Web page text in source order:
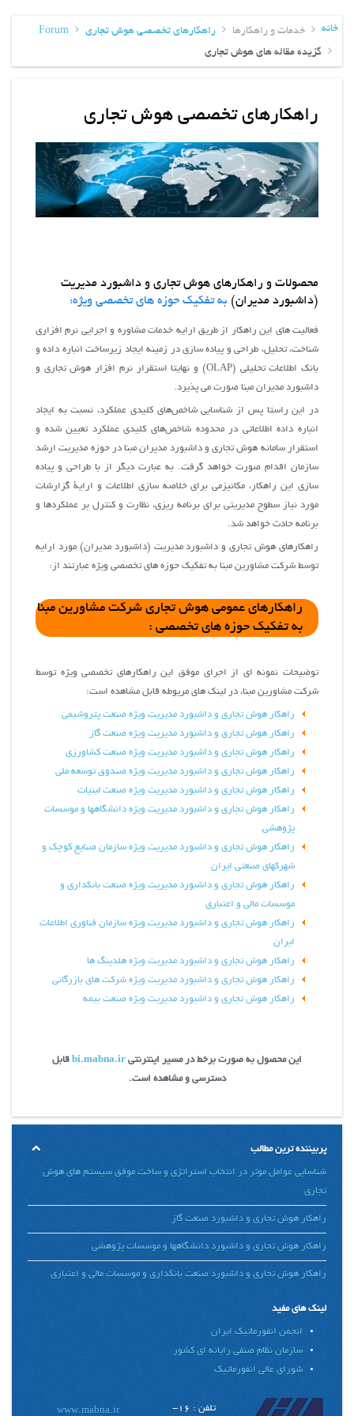
خانه خدمات و راهکارها راهکارهای تخصصی هوش تجاری
Forum
گزیده مقاله های هوش تجاری
راهکارهای تخصصی هوش تجاری
محصولات و راهکارهای هوش تجاری و داشبورد مدیریت
(داشبورد مدیران) به تفکیک حوزه های تخصصی ویژه:
فعالیت های این راهکار از طریق ارایه خدمات مشاوره و اجرایی نرم افزاری
شناخت، تحلیل، طراحی و پیاده سازی در زمینه ایجاد زیرساخت انباره داده و
بانک اطلاعات تحلیلی (OLAP) و نهایتا استقرار نرم افزار هوش تجاری و
داشبورد مدیران مبنا صورت می پذیرد.
در این راستا پس از شناسايي شاخص‌هاي كليدي عملكرد، نسبت به ايجاد
انباره داده اطلاعاتي در محدوده شاخص‌هاي كليدي عملكرد تعيين شده و
استقرار سامانه هوش تجاري و داشبورد مديران مبنا در حوزه مديريت ارشد
سازمان اقدام صورت خواهد گرفت. به عبارت دیگر از با طراحي و پیاده
سازی این راهکار، مكانيزمي براي خلاصه سازي اطلاعات و اراية گزارشات
مورد نياز سطوح مديريتي براي برنامه ريزي، نظارت و كنترل بر عملكردها و
برنامه حادث خواهد شد.
راهکارهای هوش تجاری و داشبورد مدیریت (داشبورد مدیران) مورد ارایه
توسط شرکت مشاورین مبنا به تفکیک حوزه های تخصصی ویژه عبارتند از:
راهکارهای عمومی هوش تجاری شرکت مشاورین مبنا
به تفکیک حوزه های تخصصی :
توضیحات نمونه ای از اجرای موفق این راهکارهای تخصصی ویژه توسط
شرکت مشاورین مبنا، در لینک های مریوطه قابل مشاهده است:
راهکار هوش تجاری و داشبورد مدیریت ویژه صنعت پتروشیمی
راهکار هوش تجاری و داشبورد مدیریت ویژه صنعت گاز
راهکار هوش تجاری و داشبورد مدیریت ویژه صنعت کشاورزی
راهکار هوش تجاری و داشبورد مدیریت ویژه صندوق توسعه ملی
راهکار هوش تجاری و داشبورد مدیریت ویژه صنعت لبنیات
راهکار هوش تجاری و داشبورد مدیریت ویژه دانشگاهها و موسسات
پژوهشی
راهکار هوش تجاری و داشبورد مدیریت ویژه سازمان صنايع کوچک و
شهرکهاي صنعتي ايران
راهکار هوش تجاری و داشبورد مدیریت ویژه صنعت بانکداری و
موسسات مالی و اعتباری
راهکار هوش تجاری و داشبورد مدیریت ویژه سازمان فناوری اطلاعات
ایران
راهکار هوش تجاری و داشبورد مدیریت ویژه هلدینگ ها
راهکار هوش تجاری و داشبورد مدیریت ویژه شرکت های بازرگانی
راهکار هوش تجاری و داشبورد مدیریت ویژه صنعت بیمه
این محصول به صورت برخط در مسیر اینترنتی bi.mabna.ir قابل
دسترسی و مشاهده است.
پربیننده ترین مطالب
شناسایی عوامل موثر در انتخاب استراتژی و ساخت موفق سیستم های هوش
تجاری
راهکار هوش تجاری و داشبورد صنعت گاز
راهکار هوش تجاری و داشبورد دانشگاهها و موسسات پژوهشی
راهکار هوش تجاری و داشبورد صنعت بانکداری و موسسات مالی و اعتباری
لینک های مفید
انجمن انفورماتیک ایران
سازمان نظام صنفی رایانه ای کشور
شورای عالی انفورماتیک
www.mabna.ir تلفن : 16-